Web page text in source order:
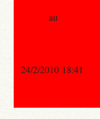
au
24/2/2010 18:41